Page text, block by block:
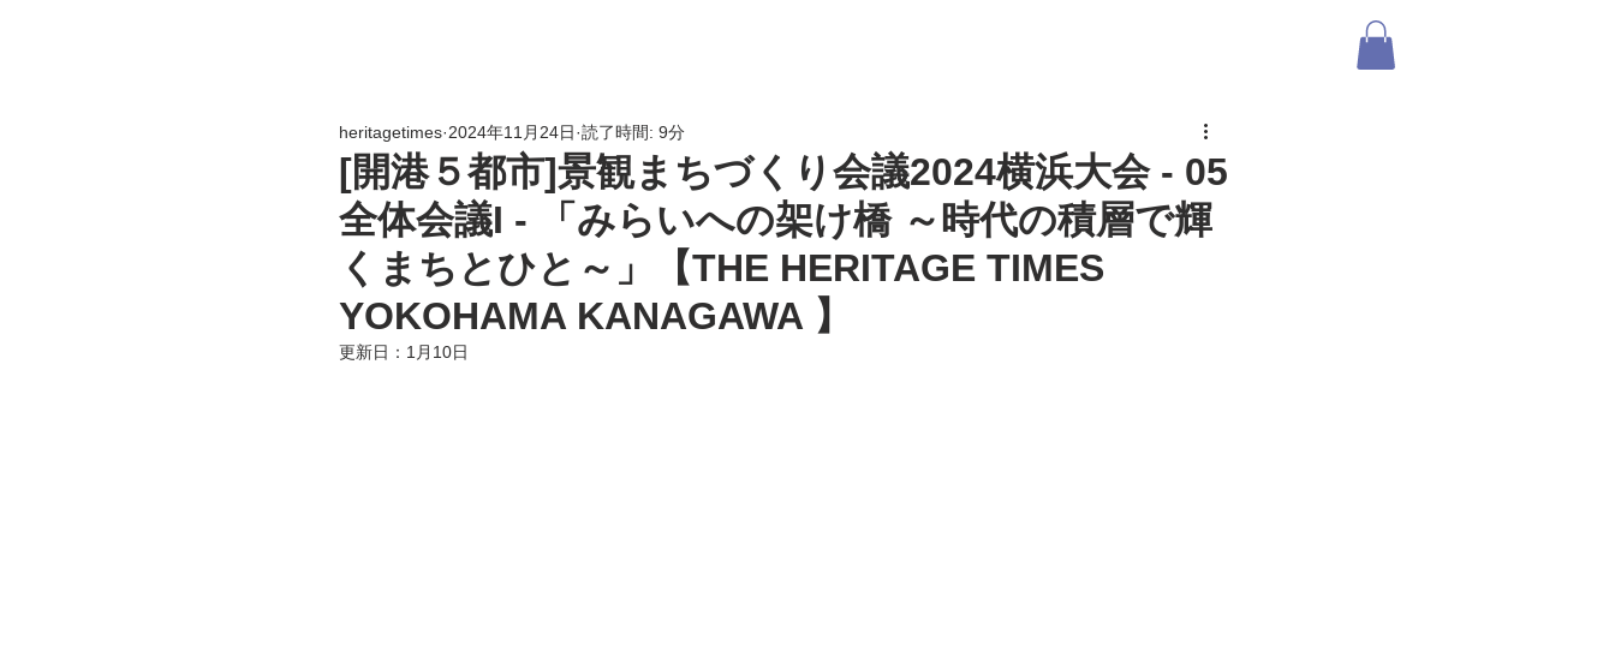
[開港５都市]景観まちづくり会議2024横浜大会 - 05
全体会議I - 「みらいへの架け橋 ～時代の積層で輝
くまちとひと～」【THE HERITAGE TIMES
YOKOHAMA KANAGAWA 】
heritagetimes 2024年11月24日 読了時間: 9分
更新日： 1月10日